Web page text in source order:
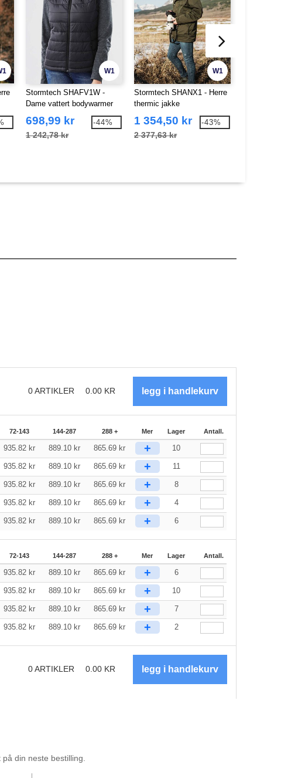
W1
Stormtech SHAFV1W -
Dame vattert bodywarmer
698,99 kr
1 242,78 kr
-44%
W1
Stormtech SHANX1 - Herre
thermic jakke
1 354,50 kr
2 377,63 kr
-43%
0ARTIKLER 0.00 KR
72-143 144-287 288 + Mer Lager Antall.
935.82 kr 889.10 kr 865.69 kr + 10
935.82 kr 889.10 kr 865.69 kr + 11
935.82 kr 889.10 kr 865.69 kr + 8
935.82 kr 889.10 kr 865.69 kr + 4
935.82 kr 889.10 kr 865.69 kr + 6
72-143 144-287 288 + Mer Lager Antall.
935.82 kr 889.10 kr 865.69 kr + 6
935.82 kr 889.10 kr 865.69 kr + 10
935.82 kr 889.10 kr 865.69 kr + 7
935.82 kr 889.10 kr 865.69 kr + 2
0ARTIKLER 0.00 KR
din neste bestilling.